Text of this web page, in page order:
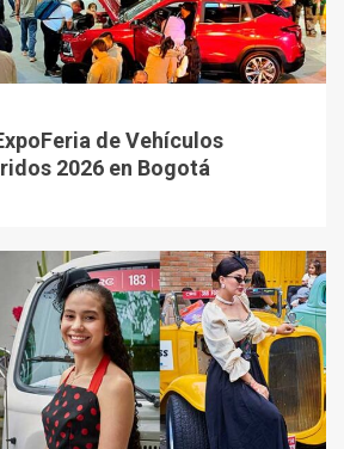
de Vehículos
2026 en Bogotá